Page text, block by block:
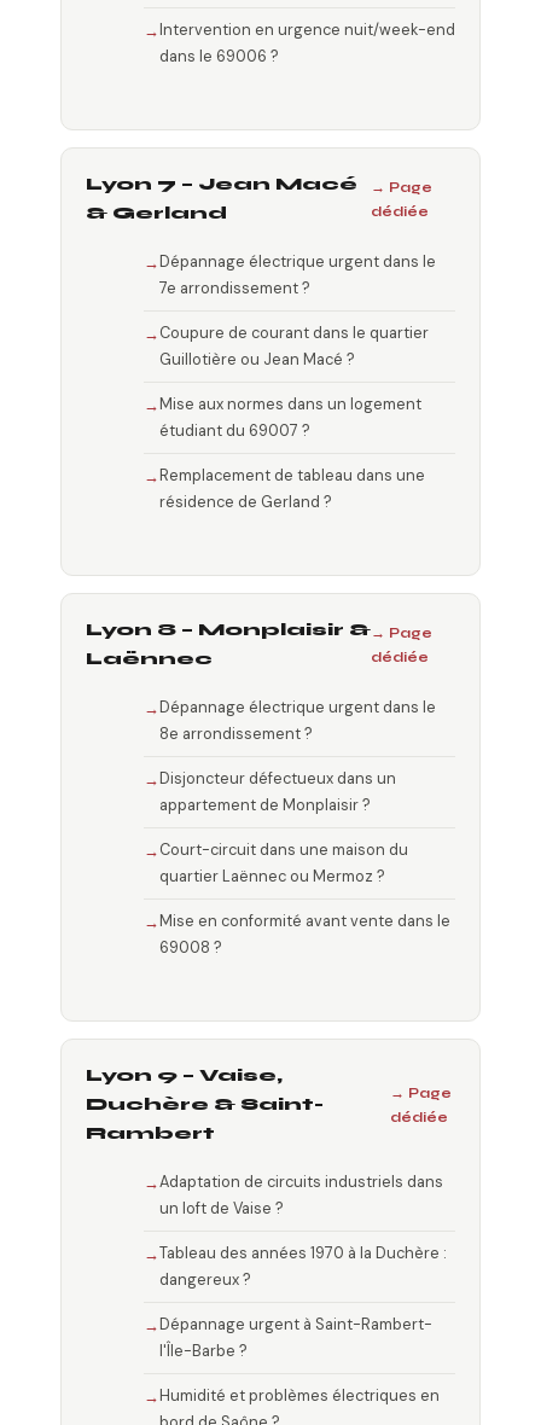
Intervention en urgence nuit/week-end
dans le 69006 ?
Lyon 7 – Jean Macé
& Gerland
→ Page
dédiée
Dépannage électrique urgent dans le
7e arrondissement ?
Coupure de courant dans le quartier
Guillotière ou Jean Macé ?
Mise aux normes dans un logement
étudiant du 69007 ?
Remplacement de tableau dans une
résidence de Gerland ?
Lyon 8 – Monplaisir &
Laënnec
→ Page
dédiée
Dépannage électrique urgent dans le
8e arrondissement ?
Disjoncteur défectueux dans un
appartement de Monplaisir ?
Court-circuit dans une maison du
quartier Laënnec ou Mermoz ?
Mise en conformité avant vente dans le
69008 ?
Lyon 9 – Vaise,
Duchère & Saint-
Rambert
→ Page
dédiée
Adaptation de circuits industriels dans
un loft de Vaise ?
Tableau des années 1970 à la Duchère :
dangereux ?
Dépannage urgent à Saint-Rambert-
l'Île-Barbe ?
Humidité et problèmes électriques en